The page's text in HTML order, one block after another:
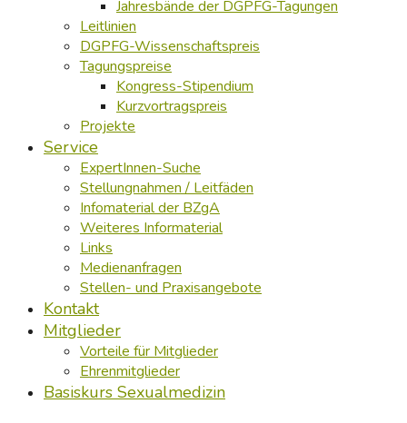
Jahresbände der DGPFG-Tagungen
Leitlinien
DGPFG-Wissenschaftspreis
Tagungspreise
Kongress-Stipendium
Kurzvortragspreis
Projekte
Service
ExpertInnen-Suche
Stellungnahmen / Leitfäden
Infomaterial der BZgA
Weiteres Informaterial
Links
Medienanfragen
Stellen- und Praxisangebote
Kontakt
Mitglieder
Vorteile für Mitglieder
Ehrenmitglieder
Basiskurs Sexualmedizin